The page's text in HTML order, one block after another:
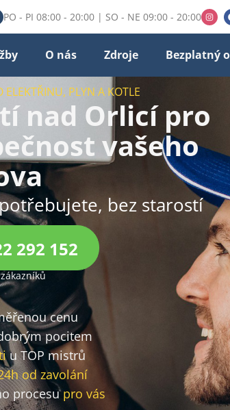
PO - PI 08:00 - 20:00 | SO - NE 09:00 - 20:00
O nás Zdroje Bezplatný
ELEKTŘINU, PLYN A KOTLE
nad Orlicí pro
vašeho
bez starostí
292 152
cenu
pocitem
u TOP mistrů
od zavolání
procesupro vás